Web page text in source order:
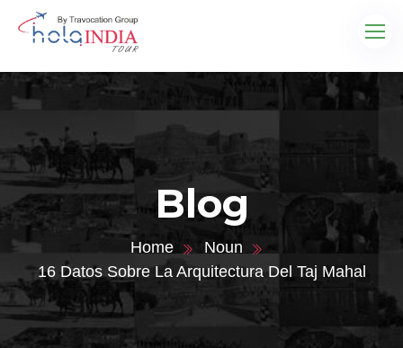
Blog
Home
Noun
16 Datos Sobre La Arquitectura Del Taj Mahal